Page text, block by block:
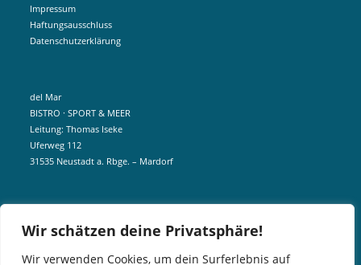
Wir schätzen deine Privatsphäre!
Wir verwenden Cookies, um dein Surferlebnis auf
Impressum
Haftungsausschluss
Datenschutzerklärung
del Mar
BISTRO · SPORT & MEER
Leitung: Thomas Iseke
Uferweg 112
31535 Neustadt a. Rbge. – Mardorf
info@delmar-mardorf.de